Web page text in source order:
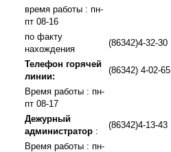
время работы : пн-
пт 08-16
по факту
нахождения
(86342)4-32-30
Телефон горячей
линии:
(86342) 4-02-65
Время работы : пн-
пт 08-17
Дежурный
администратор :
(86342)4-13-43
Время работы : пн-